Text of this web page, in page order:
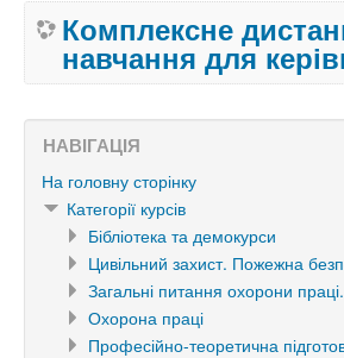
Комплексне
навчання для
НАВІГАЦІЯ
На головну сторінку
Категорії курсів
Бібліотека та демокурси
Цивільний захист. Пожежна
Загальні питання охорони
Охорона праці
Професійно-теоретична